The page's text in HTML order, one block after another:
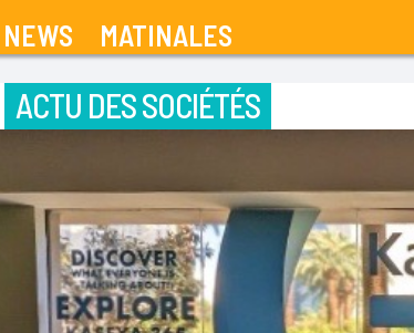
NEWS MATINALES
ACTU DES SOCIÉTÉS